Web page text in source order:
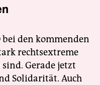
den kommenden
rechtsextreme
Gerade jetzt
Solidarität. Auch